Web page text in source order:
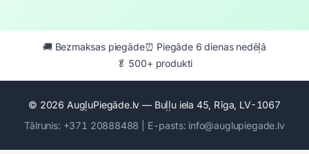
🚚 Bezmaksas piegāde⏰ Piegāde 6 dienas nedēļā
🥬 500+ produkti
© 2026 AugļuPiegāde.lv — Buļļu iela 45, Rīga, LV-1067
Tālrunis: +371 20888488 | E-pasts: info@auglupiegade.lv